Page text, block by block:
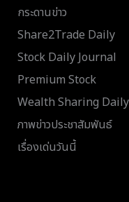
กระดานข่าว
Share2Trade Daily
Stock Daily Journal
Premium Stock
Wealth Sharing Daily
ภาพข่าวประชาสัมพันธ์
เรื่องเด่นวันนี้